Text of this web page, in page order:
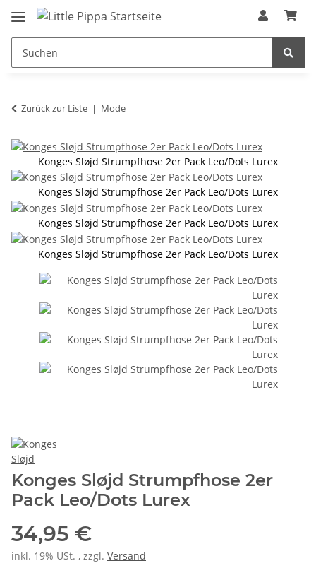
Zum Hauptinhalt springen
springen
Zurück zur Liste Mode
Konges Sløjd Strumpfhose 2er Pack Leo/Dots Lurex
Konges Sløjd Strumpfhose 2er Pack Leo/Dots Lurex
Konges Sløjd Strumpfhose 2er Pack Leo/Dots Lurex
Konges Sløjd Strumpfhose 2er Pack Leo/Dots Lurex
Konges Sløjd Strumpfhose 2er
Pack Leo/Dots Lurex
34,95 €
inkl. 19% USt. , zzgl. Versand